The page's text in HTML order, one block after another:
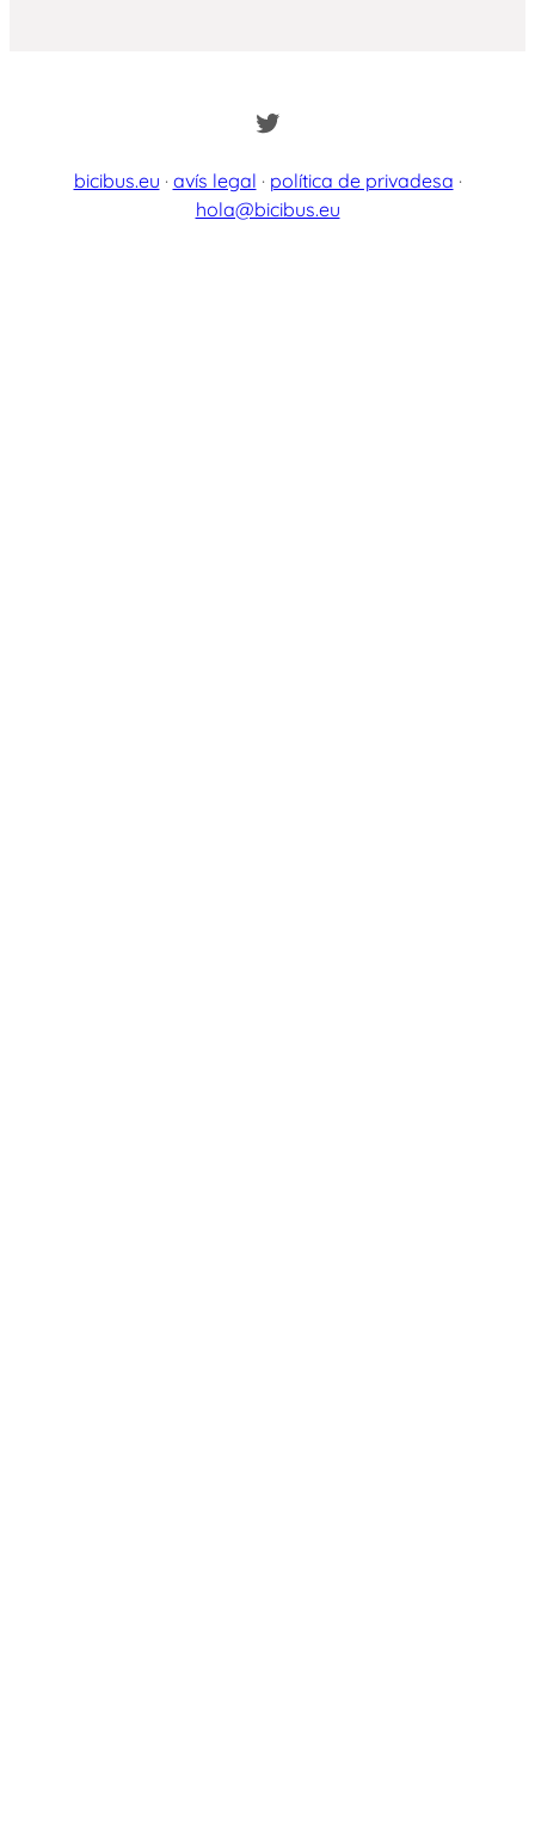
Twitter
bicibus.eu · avís legal · política de privadesa ·
hola@bicibus.eu